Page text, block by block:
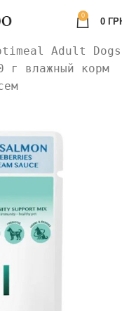
0
0
Adult Dogs
г влажный корм